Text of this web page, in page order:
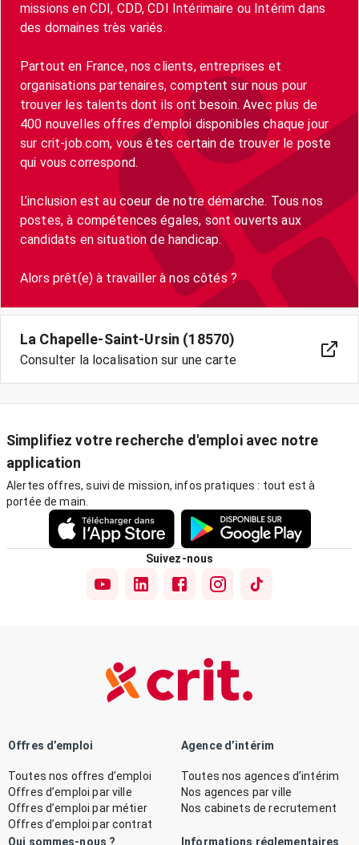
missions en CDI, CDD, CDI Intérimaire ou Intérim dans
des domaines très variés.
Partout en France, nos clients, entreprises et
organisations partenaires, comptent sur nous pour
trouver les talents dont ils ont besoin. Avec plus de
400 nouvelles offres d’emploi disponibles chaque jour
sur crit-job.com, vous êtes certain de trouver le poste
qui vous correspond.
L’inclusion est au coeur de notre démarche. Tous nos
postes, à compétences égales, sont ouverts aux
candidats en situation de handicap.
Alors prêt(e) à travailler à nos côtés ?
La Chapelle-Saint-Ursin (18570)
Consulter la localisation sur une carte
Simplifiez votre recherche d'emploi avec notre
application
Alertes offres, suivi de mission, infos pratiques : tout est à
portée de main.
Suivez-nous
Offres d’emploi
Toutes nos offres d’emploi
Offres d’emploi par ville
Offres d’emploi par métier
Offres d’emploi par contrat
Agence d’intérim
Toutes nos agences d’intérim
Nos agences par ville
Nos cabinets de recrutement
Qui sommes-nous ? Informations réglementaires